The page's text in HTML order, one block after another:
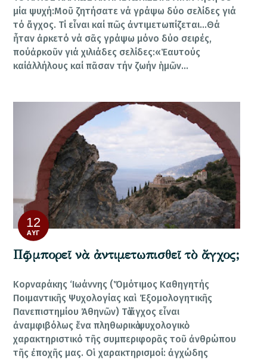
μία ψυχή:Μοῦ ζητήσατε νά γράψω δύο σελίδες γιά
τό ἄγχος. Τί εἶναι καί πῶς ἀντιμετωπίζεται…Θά
ἦταν ἀρκετό νά σᾶς γράψω μόνο δύο σειρές,
πούἀρκοῦν γιά χιλιάδες σελίδες:«Ἑαυτούς
καίἀλλήλους καί πᾶσαν τήν ζωήν ἡμῶν…
12
ΑΥΓ
Πῶς μπορεῖ νὰ ἀντιμετωπισθεῖ τὸ ἄγχος;
Κορναράκης ‘Ιωάννης (Ὅμότιμος Καθηγητής
Ποιμαντικῆς Ψυχολογίας καὶ Ἐξομολογητικῆς
Πανεπιστημίου Ἀθηνῶν) Τὸ ἄγχος εἶναι
ἀναμφιβόλως ἕνα πληθωρικὸ ψυχολογικὸ
χαρακτηριστικό τῆς συμπεριφορᾶς τοῦ ἀνθρώπου
τῆς ἐποχῆς μας. Οἱ χαρακτηρισμοί: ἀγχώδης